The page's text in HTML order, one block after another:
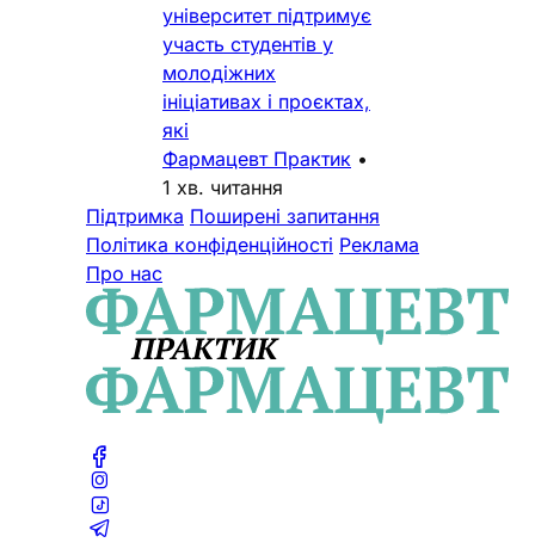
університет підтримує
участь студентів у
молодіжних
ініціативах і проєктах,
які
Фармацевт Практик •
1 хв. читання
Підтримка Поширені запитання
Політика конфіденційності Реклама
Про нас